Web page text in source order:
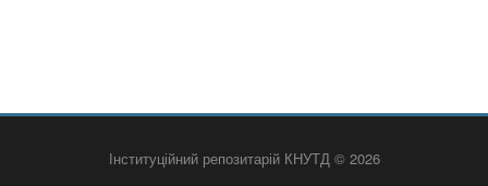
Інституційний репозитарій КНУТД © 2026